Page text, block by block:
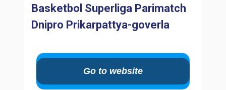
Basketbol Superliga Parimatch
Dnipro Prikarpattya-goverla
Go to website